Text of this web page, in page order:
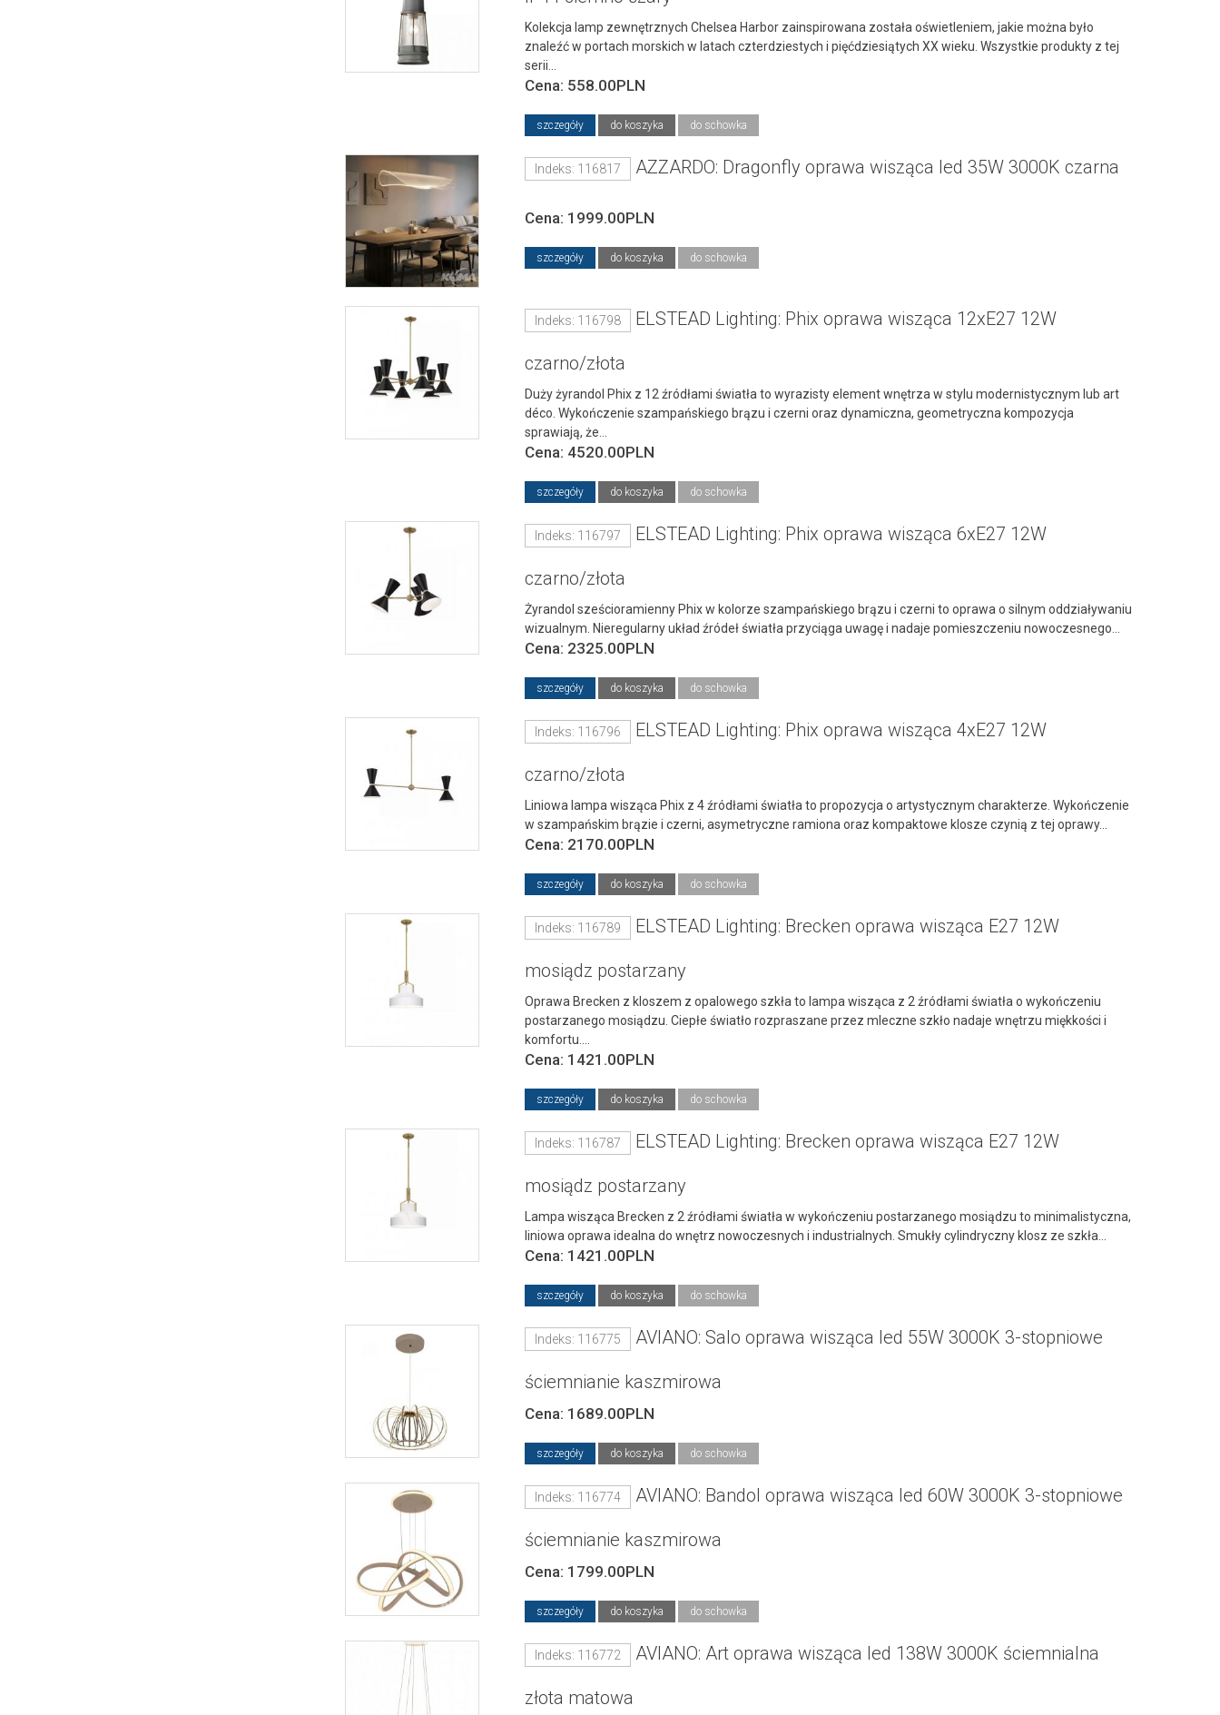
Kolekcja lamp zewnętrznych Chelsea Harbor zainspirowana została oświetleniem, jakie można było
znaleźć w portach morskich w latach czterdziestych i pięćdziesiątych XX wieku. Wszystkie produkty z tej
serii...
Cena: 558.00PLN
szczegóły do koszyka do schowka
Indeks: 116817 AZZARDO: Dragonfly oprawa wisząca led 35W 3000K czarna
Cena: 1999.00PLN
szczegóły do koszyka do schowka
Indeks: 116798 ELSTEAD Lighting: Phix oprawa wisząca 12xE27 12W
czarno/złota
Duży żyrandol Phix z 12 źródłami światła to wyrazisty element wnętrza w stylu modernistycznym lub art
déco. Wykończenie szampańskiego brązu i czerni oraz dynamiczna, geometryczna kompozycja
sprawiają, że...
Cena: 4520.00PLN
szczegóły do koszyka do schowka
Indeks: 116797 ELSTEAD Lighting: Phix oprawa wisząca 6xE27 12W
czarno/złota
Żyrandol sześcioramienny Phix w kolorze szampańskiego brązu i czerni to oprawa o silnym oddziaływaniu
wizualnym. Nieregularny układ źródeł światła przyciąga uwagę i nadaje pomieszczeniu nowoczesnego...
Cena: 2325.00PLN
szczegóły do koszyka do schowka
Indeks: 116796 ELSTEAD Lighting: Phix oprawa wisząca 4xE27 12W
czarno/złota
Liniowa lampa wisząca Phix z 4 źródłami światła to propozycja o artystycznym charakterze. Wykończenie
w szampańskim brązie i czerni, asymetryczne ramiona oraz kompaktowe klosze czynią z tej oprawy...
Cena: 2170.00PLN
szczegóły do koszyka do schowka
Indeks: 116789 ELSTEAD Lighting: Brecken oprawa wisząca E27 12W
mosiądz postarzany
Oprawa Brecken z kloszem z opalowego szkła to lampa wisząca z 2 źródłami światła o wykończeniu
postarzanego mosiądzu. Ciepłe światło rozpraszane przez mleczne szkło nadaje wnętrzu miękkości i
komfortu....
Cena: 1421.00PLN
szczegóły do koszyka do schowka
Indeks: 116787 ELSTEAD Lighting: Brecken oprawa wisząca E27 12W
mosiądz postarzany
Lampa wisząca Brecken z 2 źródłami światła w wykończeniu postarzanego mosiądzu to minimalistyczna,
liniowa oprawa idealna do wnętrz nowoczesnych i industrialnych. Smukły cylindryczny klosz ze szkła...
Cena: 1421.00PLN
szczegóły do koszyka do schowka
Indeks: 116775 AVIANO: Salo oprawa wisząca led 55W 3000K 3-stopniowe
ściemnianie kaszmirowa
Cena: 1689.00PLN
szczegóły do koszyka do schowka
Indeks: 116774 AVIANO: Bandol oprawa wisząca led 60W 3000K 3-stopniowe
ściemnianie kaszmirowa
Cena: 1799.00PLN
szczegóły do koszyka do schowka
Indeks: 116772 AVIANO: Art oprawa wisząca led 138W 3000K ściemnialna
złota matowa